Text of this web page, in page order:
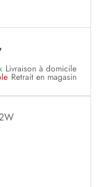
Livraison à domicile
Retrait en magasin